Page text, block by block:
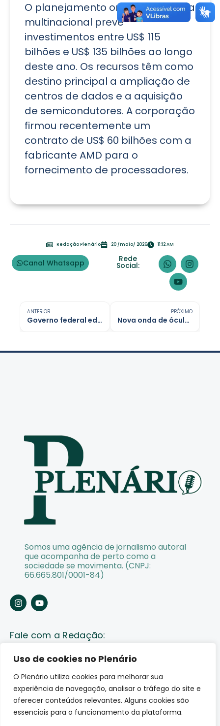
Uso de cookies no Plenário
O Plenário utiliza cookies para melhorar sua
experiência de navegação, analisar o tráfego do site e
oferecer conteúdos relevantes. Alguns cookies são
essenciais para o funcionamento da plataforma.
O planejamento orçamentário da
multinacional prevê
investimentos entre US$ 115
bilhões e US$ 135 bilhões ao longo
deste ano. Os recursos têm como
destino principal a ampliação de
centros de dados e a aquisição
de semicondutores. A corporação
firmou recentemente um
contrato de US$ 60 bilhões com a
fabricante AMD para o
fornecimento de processadores.
Redação Plenário 20 /maio/ 2026 11:12 AM
Canal Whatsapp Rede
Social:
ANTERIOR
Governo federal edita decretos com novas regras para big techs
PRÓXIMO
Nova onda de óculos inteligentes gera debates sobre privacidade
Somos uma agência de jornalismo autoral
que acompanha de perto como a
sociedade se movimenta. (CNPJ:
66.665.801/0001-84)
Fale com a Redação:
Enviar pauta
Fale conosco
Av. Lauro Sodré, 1259. Olaria – Porto Velho (RO)
CEP: 76801-289